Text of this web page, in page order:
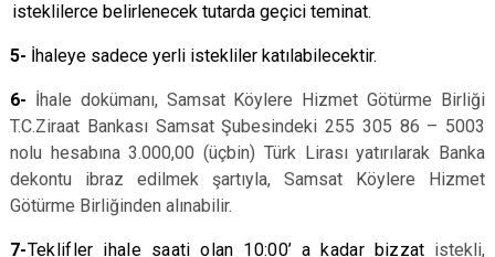
isteklilerce belirlenecek tutarda geçici teminat.
5- İhaleye sadece yerli istekliler katılabilecektir.
6- İhale dokümanı, Samsat Köylere Hizmet Götürme Birliği
T.C.Ziraat Bankası Samsat Şubesindeki 255 305 86 – 5003
nolu hesabına 3.000,00 (üçbin) Türk Lirası yatırılarak Banka
dekontu ibraz edilmek şartıyla, Samsat Köylere Hizmet
Götürme Birliğinden alınabilir.
7-Teklifler ihale saati olan 10:00’ a kadar bizzat istekli,